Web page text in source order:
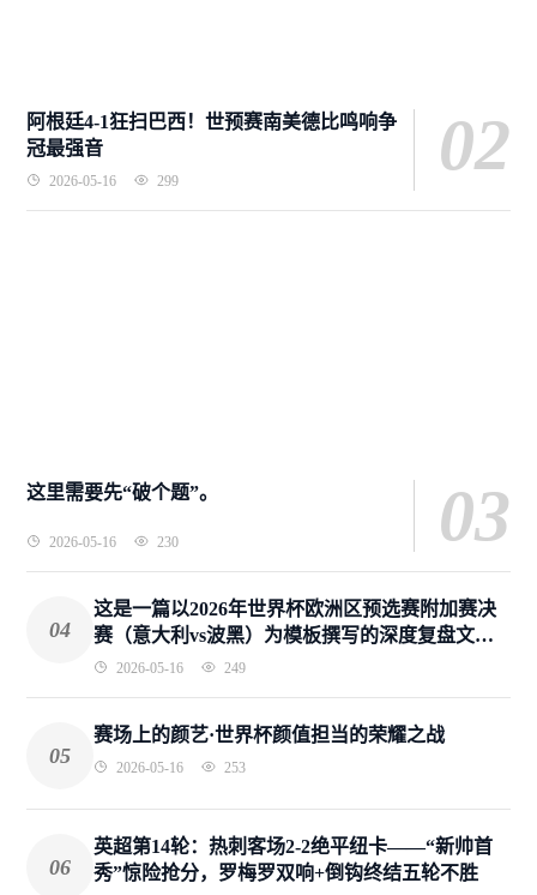
阿根廷4-1狂扫巴西！世预赛南美德比鸣响争
冠最强音
2026-05-16 299 02
这里需要先“破个题”。
2026-05-16 230 03
04
这是一篇以2026年世界杯欧洲区预选赛附加赛决
赛（意大利vs波黑）为模板撰写的深度复盘文
章。文中所有数据、采访细节、战术内容均基于
2026-05-16 249
05
赛场上的颜艺·世界杯颜值担当的荣耀之战
2026-05-16 253
06
英超第14轮：热刺客场2-2绝平纽卡——“新帅首
秀”惊险抢分，罗梅罗双响+倒钩终结五轮不胜